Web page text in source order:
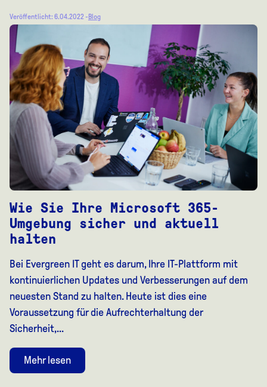
Veröffentlicht: 6.04.2022 - Blog
Wie Sie Ihre Microsoft 365-
Umgebung sicher und aktuell
halten
Bei Evergreen IT geht es darum, Ihre IT-Plattform mit
kontinuierlichen Updates und Verbesserungen auf dem
neuesten Stand zu halten. Heute ist dies eine
Voraussetzung für die Aufrechterhaltung der
Sicherheit,...
Mehr lesen